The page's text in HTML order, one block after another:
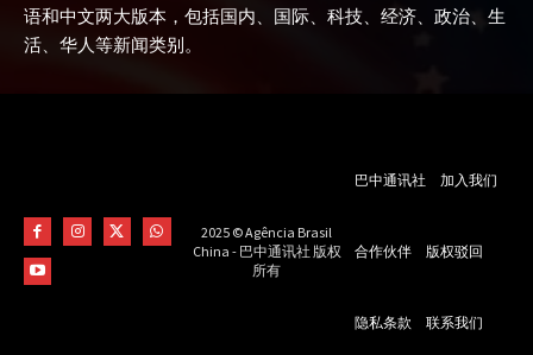
语和中文两大版本，包括国内、国际、科技、经济、政治、生
活、华人等新闻类别。
2025 © Agência Brasil
China - 巴中通讯社 版权
所有
巴中通讯社 加入我们
合作伙伴 版权驳回
隐私条款 联系我们